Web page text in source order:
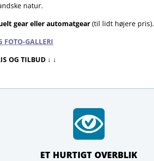
natur.
gear eller automatgear (til lidt højere pris).
FOTO-GALLERI
OG TILBUD ↓ ↓
ET HURTIGT OVERBLIK